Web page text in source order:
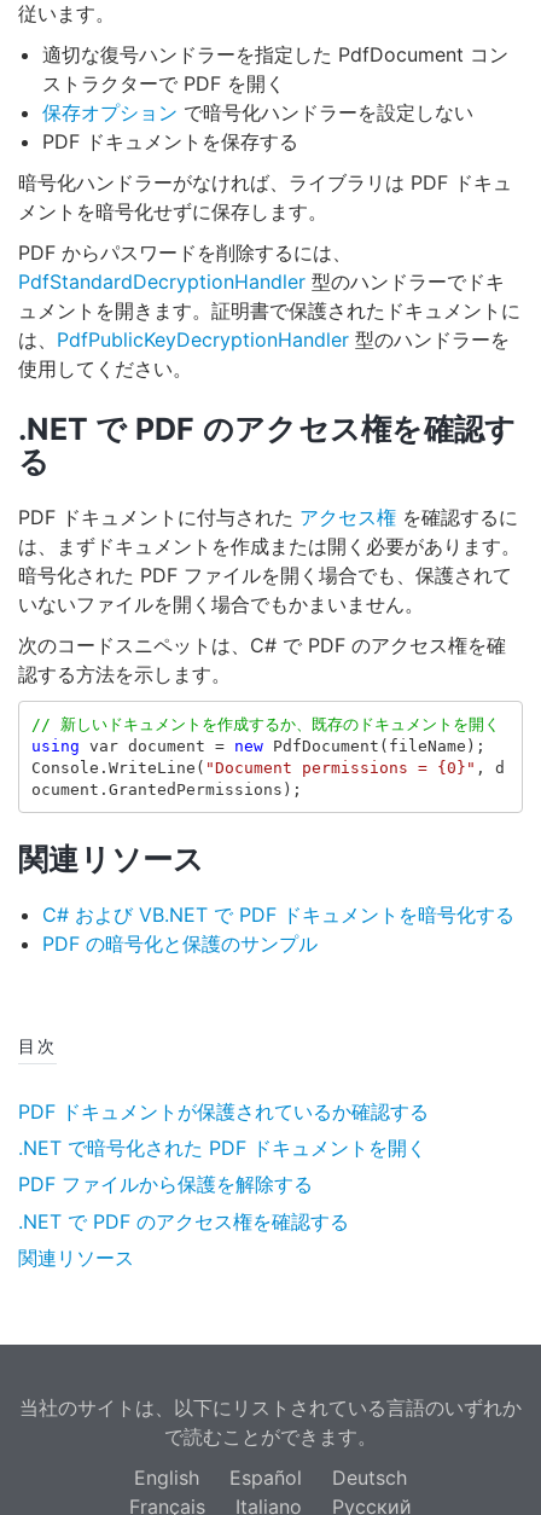
従います。
適切な復号ハンドラーを指定した PdfDocument コン
ストラクターで PDF を開く
保存オプション で暗号化ハンドラーを設定しない
PDF ドキュメントを保存する
暗号化ハンドラーがなければ、ライブラリは PDF ドキュ
メントを暗号化せずに保存します。
PDF からパスワードを削除するには、
PdfStandardDecryptionHandler 型のハンドラーでドキ
ュメントを開きます。証明書で保護されたドキュメントに
は、 PdfPublicKeyDecryptionHandler 型のハンドラーを
使用してください。
.NET で PDF のアクセス権を確認す
る
PDF ドキュメントに付与された アクセス権 を確認するに
は、まずドキュメントを作成または開く必要があります。
暗号化された PDF ファイルを開く場合でも、保護されて
いないファイルを開く場合でもかまいません。
次のコードスニペットは、C# で PDF のアクセス権を確
認する方法を示します。
// 新しいドキュメントを作成するか、既存のドキュメントを開く
using var document = new PdfDocument ( fileName );
Console . WriteLine ( "Document permissions = {0}" ,
d
ocument . GrantedPermissions );
関連リソース
C# および VB.NET で PDF ドキュメントを暗号化する
PDF の暗号化と保護のサンプル
目次
PDF ドキュメントが保護されているか確認する
.NET で暗号化された PDF ドキュメントを開く
PDF ファイルから保護を解除する
.NET で PDF のアクセス権を確認する
関連リソース
当社のサイトは、以下にリストされている言語のいずれか
で読むことができます。
English
Español
Deutsch
Français
Italiano Русский